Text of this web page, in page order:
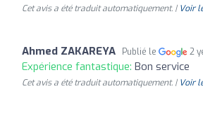
Cet avis a été traduit automatiquement. | Voir
Ahmed ZAKAREYA Publié le 2
Expérience fantastique: Bon service
Cet avis a été traduit automatiquement. | Voir